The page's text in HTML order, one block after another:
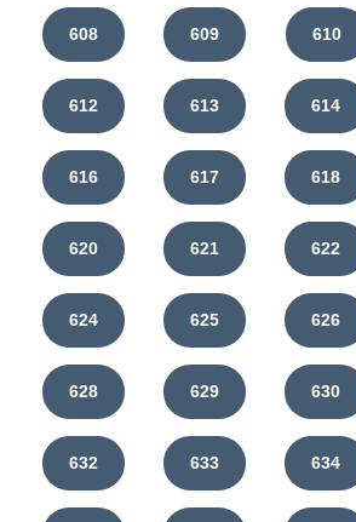
608 609 610
612 613 614
616 617 618
620 621 622
624 625 626
628 629 630
632 633 634